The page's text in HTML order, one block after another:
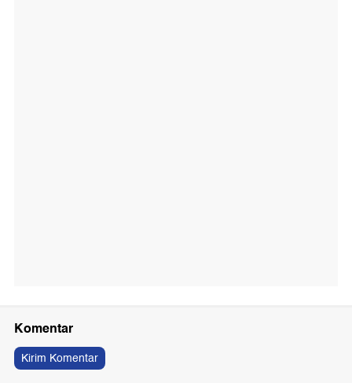
Komentar
Kirim Komentar